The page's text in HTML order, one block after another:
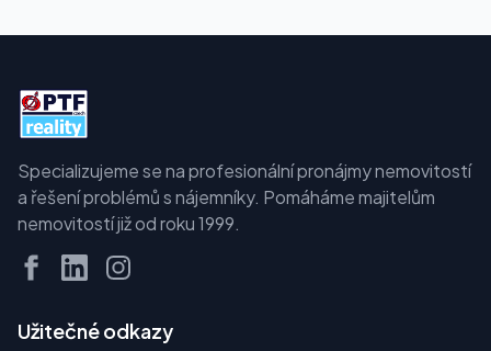
Specializujeme se na profesionální pronájmy nemovitostí
a řešení problémů s nájemníky. Pomáháme majitelům
nemovitostí již od roku 1999.
Užitečné odkazy